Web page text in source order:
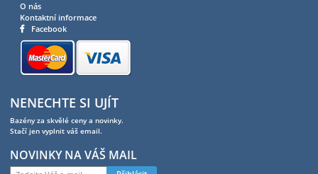
O nás
Kontaktní informace
Facebook
NENECHTE SI UJÍT
Bazény za skvělé ceny a novinky.
Stačí jen vyplnit váš email.
NOVINKY NA VÁŠ MAIL